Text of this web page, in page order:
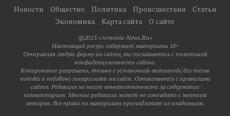
Новости Общество Политика Происшествия
Статьи
Экономика
Карта сайта О сайте
@2013 «Armenia-News.Ru»
Настоящий ресурс содержит материалы 18+
Отправляя любую форму на сайте, вы соглашаетесь с политикой
конфиденциальности сайта.
Копирование разрешено, только с установкой активной( без тегов
noindex и nofollow) гиперссылки на сайт. Ознакомьтесь с правилами
сайта. Редакция не несет ответственности за содержание
комментариев. Мнение редакции может не совпадать с мнением
авторов. Все права на материалы принадлежат их владельцам.